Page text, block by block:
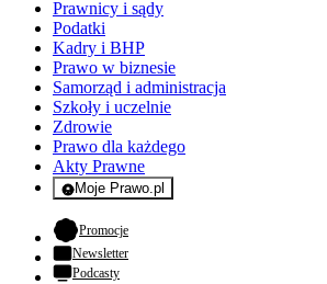
Prawnicy i sądy
Podatki
Kadry i BHP
Prawo w biznesie
Samorząd i administracja
Szkoły i uczelnie
Zdrowie
Prawo dla każdego
Akty Prawne
Moje Prawo.pl
- rejestracja i logowanie do serwisu
Promocje- otwiera się w nowej karcie
Newsletter
Podcasty